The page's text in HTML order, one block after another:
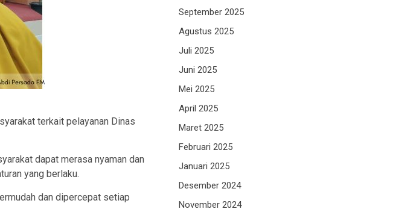
terkait pelayanan Dinas
dapat merasa nyaman dan
yang berlaku.
dan dipercepat setiap
September 2025
Agustus 2025
Juli 2025
Juni 2025
Mei 2025
April 2025
Maret 2025
Februari 2025
Januari 2025
Desember 2024
November 2024